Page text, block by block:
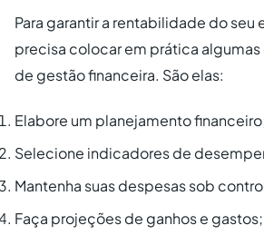
Para garantir a rentabilidade do
precisa colocar em prática
de gestão financeira. São elas:
Elabore um planejamento
Selecione indicadores de
Mantenha suas despesas sob
Faça projeções de ganhos e gastos;